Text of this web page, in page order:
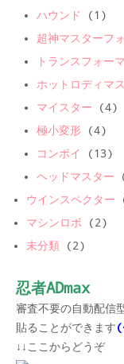
ハウンド
(1)
超神マスターフ
トランスフォー
ホットロディマス
マイスター (4)
極小変形 (4)
コンボイ
(13)
ヘッドマスター
ウインスペクター
マシンロボ (2)
未分類 (2)
忍者ADmax
審査不要の自動配信
貼ることができます
↓↓ここからどうぞ